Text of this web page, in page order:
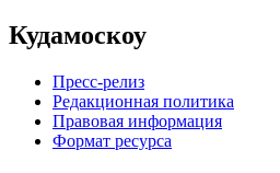
Кудамоскоу
Пресс-релиз
Редакционная политика
Правовая информация
Формат ресурса